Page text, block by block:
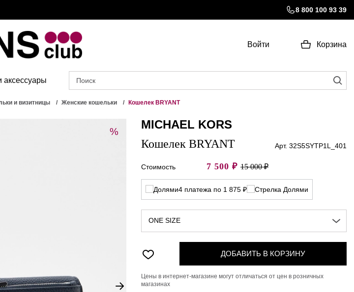
8 800 100 93 39
Войти Корзина
аксессуары
и визитницы Женские кошельки Кошелек BRYANT
%
MICHAEL KORS
Кошелек BRYANT Арт. 32S5SYTP1L_401
Стоимость 7 500 ₽ 15 000 ₽
4 платежа по 1 875 ₽
ONE SIZE
ДОБАВИТЬ В КОРЗИНУ
Цены в интернет-магазине могут отличаться от цен в розничных
магазинах